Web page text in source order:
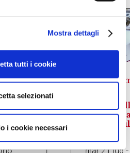
Mostra dettagli
tutti i cookie
selezionati
i cookie necessari
del
News
Dal
inglese
mar 21 lug